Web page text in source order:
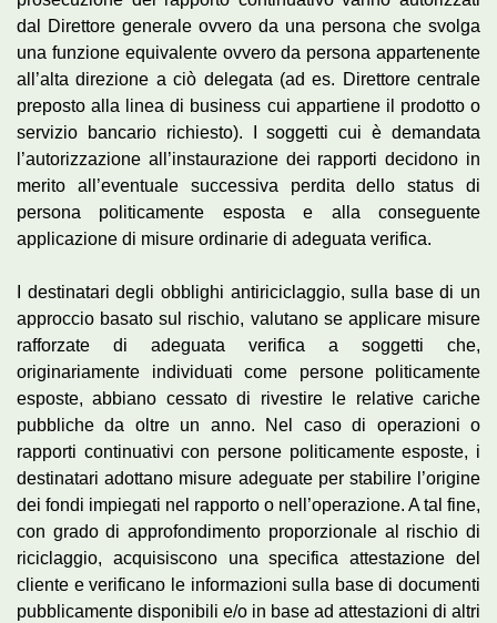
dal Direttore generale ovvero da una persona che svolga
una funzione equivalente ovvero da persona appartenente
all’alta direzione a ciò delegata (ad es. Direttore centrale
preposto alla linea di business cui appartiene il prodotto o
servizio bancario richiesto). I soggetti cui è demandata
l’autorizzazione all’instaurazione dei rapporti decidono in
merito all’eventuale successiva perdita dello status di
persona politicamente esposta e alla conseguente
applicazione di misure ordinarie di adeguata verifica.
I destinatari degli obblighi antiriciclaggio, sulla base di un
approccio basato sul rischio, valutano se applicare misure
rafforzate di adeguata verifica a soggetti che,
originariamente individuati come persone politicamente
esposte, abbiano cessato di rivestire le relative cariche
pubbliche da oltre un anno. Nel caso di operazioni o
rapporti continuativi con persone politicamente esposte, i
destinatari adottano misure adeguate per stabilire l’origine
dei fondi impiegati nel rapporto o nell’operazione. A tal fine,
con grado di approfondimento proporzionale al rischio di
riciclaggio, acquisiscono una specifica attestazione del
cliente e verificano le informazioni sulla base di documenti
pubblicamente disponibili e/o in base ad attestazioni di altri